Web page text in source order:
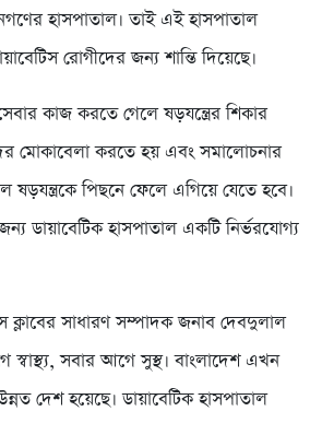
হাসপাতাল। তাই এই হাসপাতাল
রোগীদের জন্য শান্তি দিয়েছে।
কাজ করতে গেলে ষড়যন্ত্রের শিকার
মোকাবেলা করতে হয় এবং সমালোচনার
পিছনে ফেলে এগিয়ে যেতে হবে।
ডায়াবেটিক হাসপাতাল একটি নির্ভরযোগ্য
ক্লাবের সাধারণ সম্পাদক জনাব দেবদুলাল
সবার আগে সুস্থ। বাংলাদেশ এখন
দেশ হয়েছে। ডায়াবেটিক হাসপাতাল